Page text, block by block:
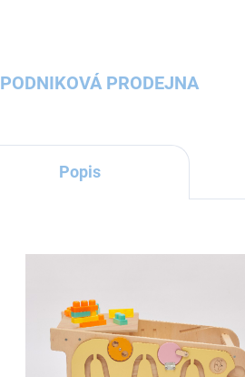
PODNIKOVÁ PRODEJNA
Popis